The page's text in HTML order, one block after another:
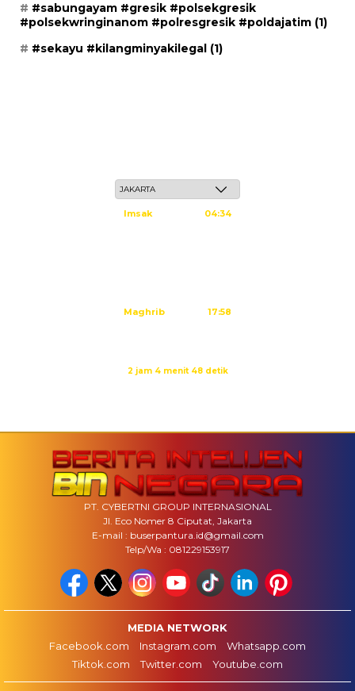
#sabungayam #gresik #polsekgresik
#polsekwringinanom #polresgresik #poldajatim (1)
#sekayu #kilangminyakilegal (1)
Imsak 04:34
Maghrib 17:58
2 jam 4 menit 48 detik
PT. CYBERTNI GROUP INTERNASIONAL
Jl. Eco Nomer 8 Ciputat, Jakarta
E-mail : buserpantura.id@gmail.com
Telp/Wa : 081229153917
MEDIA NETWORK
Facebook.com
Instagram.com
Whatsapp.com
Tiktok.com
Twitter.com Youtube.com